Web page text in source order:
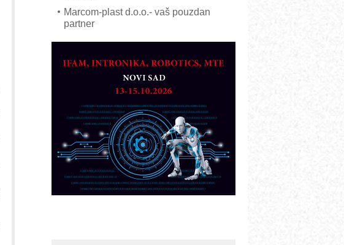
Marcom-plast d.o.o.- vaš pouzdan
partner
CTO - Prilagodite svoju toplinsku
Razvoj asortimanskog pravca MINI-
PLC AKYTEC
dostupan u Srbiji
MOTOMAN – NEXT-Robotika vođena
veštačkom inteligencijom
I.SAFE MOBILE revolucioniše
industrijsku automatizaciju
pionirskimmobile operator PANEL-OM